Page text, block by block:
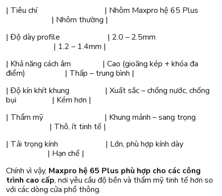
| Tiêu chí | Nhôm Maxpro hệ 65 Plus
| Nhôm thường |
| Độ dày profile | 2.0 – 2.5mm
| 1.2 – 1.4mm |
| Khả năng cách âm | Cao (gioăng kép + khóa đa
điểm) | Thấp – trung bình |
| Độ kín khít khung | Xuất sắc – chống nước, chống
bụi | Kém hơn |
| Thẩm mỹ | Khung mảnh – sang trọng
| Thô, ít tinh tế |
| Tải trọng kính | Lớn, phù hợp kính dày
| Hạn chế |
Chính vì vậy, Maxpro hệ 65 Plus phù hợp cho các công
trình cao cấp, nơi yêu cầu độ bền và thẩm mỹ tinh tế hơn so
với các dòng cửa phổ thông.